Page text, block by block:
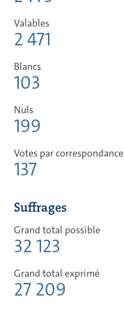
Valables
2 471
Blancs
103
Nuls
199
Votes par correspondance
137
Suffrages
Grand total possible
32 123
Grand total exprimé
27 209